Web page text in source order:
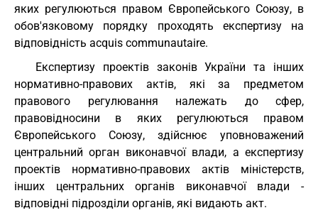
яких регулюються правом Європейського Союзу, в
обов'язковому порядку проходять експертизу на
відповідність acquis communautaire.
Експертизу проектів законів України та інших
нормативно-правових актів, які за предметом
правового регулювання належать до сфер,
правовідносини в яких регулюються правом
Європейського Союзу, здійснює уповноважений
центральний орган виконавчої влади, а експертизу
проектів нормативно-правових актів міністерств,
інших центральних органів виконавчої влади -
відповідні підрозділи органів, які видають акт.